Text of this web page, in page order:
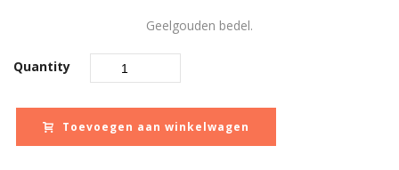
Geelgouden bedel.
Quantity
Toevoegen aan winkelwagen